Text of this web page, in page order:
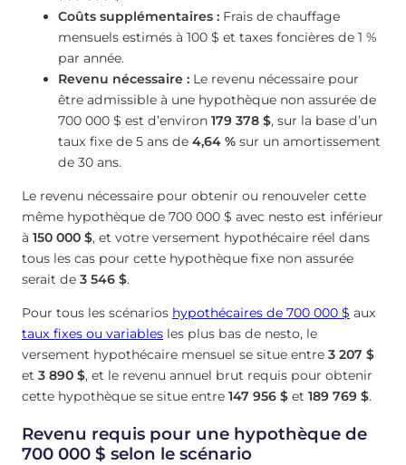
Coûts supplémentaires : Frais de chauffage
mensuels estimés à 100 $ et taxes foncières de 1 %
par année.
Revenu nécessaire : Le revenu nécessaire pour
être admissible à une hypothèque non assurée de
700 000 $ est d’environ 179 378 $, sur la base d’un
taux fixe de 5 ans de 4,64 % sur un amortissement
de 30 ans.
Le revenu nécessaire pour obtenir ou renouveler cette
même hypothèque de 700 000 $ avec nesto est inférieur
à 150 000 $, et votre versement hypothécaire réel dans
tous les cas pour cette hypothèque fixe non assurée
serait de 3 546 $.
Pour tous les scénarios hypothécaires de 700 000 $ aux
taux fixes ou variables les plus bas de nesto, le
versement hypothécaire mensuel se situe entre 3 207 $
et 3 890 $, et le revenu annuel brut requis pour obtenir
cette hypothèque se situe entre 147 956 $ et 189 769 $.
Revenu requis pour une hypothèque de
700 000 $ selon le scénario